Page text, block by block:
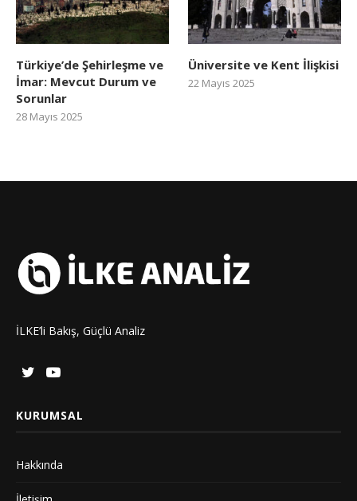
Türkiye’de Şehirleşme ve
İmar: Mevcut Durum ve
Sorunlar
28 Mayıs 2025
Üniversite ve Kent İlişkisi
22 Mayıs 2025
İLKE’li Bakış, Güçlü Analiz
KURUMSAL
Hakkında